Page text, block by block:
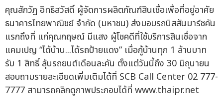
คุณสักวัฏ อิทธิสวัสดิ์ ผู้จัดการผลิตภัณฑ์สินเชื่อเพื่อที่อยู่อาศัย
ธนาคารไทยพาณิชย์ จำกัด (มหาชน) ส่งมอบรถนิสสันมาร์ชคัน
แรกถึงที่ แก่คุณกฤษณ์ มีแสง ผู้โชคดีที่ใช้บริการสินเชื่อจาก
แคมเปญ “ได้บ้าน...ได้รถป้ายแดง” เมื่อกู้บ้านทุก 1 ล้านบาท
รับ 1 สิทธิ์ ลุ้นรถยนต์เดือนละคัน ตั้งแต่วันนี้ถึง 30 มิถุนายน
สอบถามรายละเอียดเพิ่มเติมได้ที่ SCB Call Center 02 777-
7777 สามารถคลิกดูภาพประกอบได้ที่ www.thaipr.net